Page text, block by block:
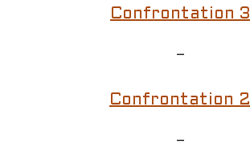
Confrontation 3
–
Confrontation 2
–